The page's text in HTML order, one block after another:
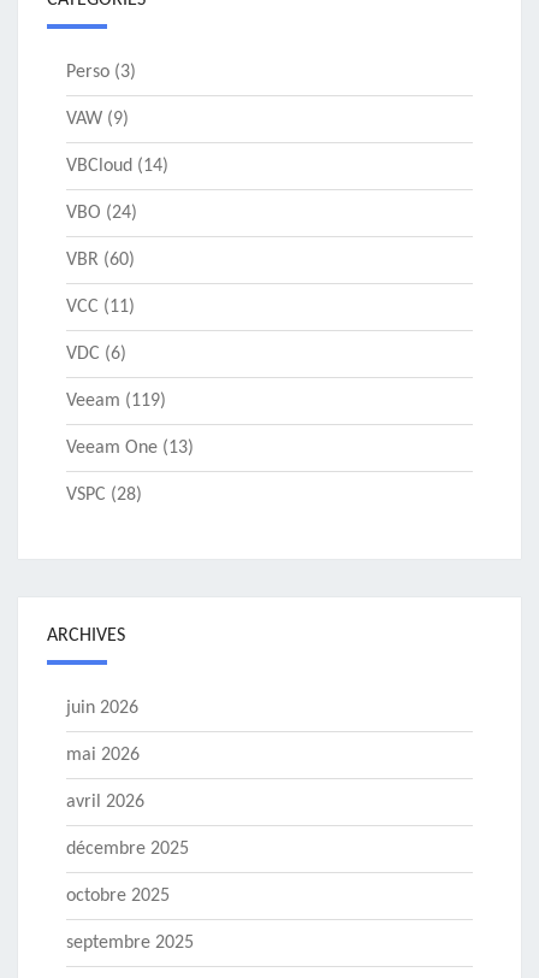
Perso (3)
VAW (9)
VBCloud (14)
VBO (24)
VBR (60)
VCC (11)
VDC (6)
Veeam (119)
Veeam One (13)
VSPC (28)
ARCHIVES
juin 2026
mai 2026
avril 2026
décembre 2025
octobre 2025
septembre 2025